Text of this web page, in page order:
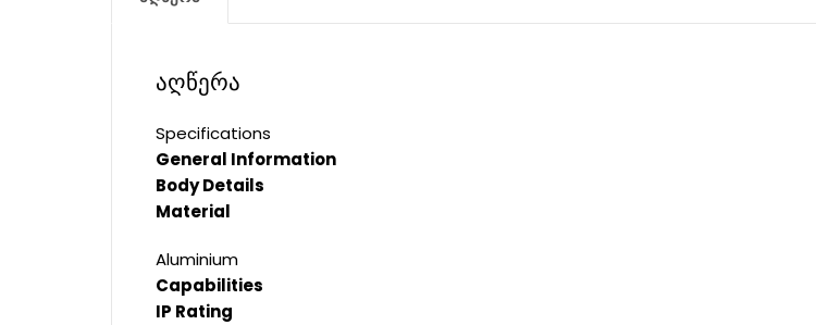
აღწერა
Specifications
General Information
Body Details
Material
Aluminium
Capabilities
IP Rating